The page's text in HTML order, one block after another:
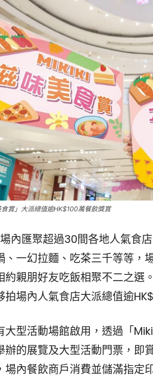
賞」大派總值逾HK$100萬餐飲獎賞
內匯聚超過30間各地人氣食
、一幻拉麵、吃茶三千等等，
約親朋好友吃飯相聚不二之
場內人氣食店大派總值逾
大型活動場館啟用，透過「
辦的展覽及大型活動門票，即
場內餐飲商戶消費並儲滿指定